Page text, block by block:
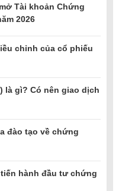
Tài khoản Chứng
2026
chỉnh của cổ phiếu
là gì? Có nên giao dịch
đào tạo về chứng
hành đầu tư chứng